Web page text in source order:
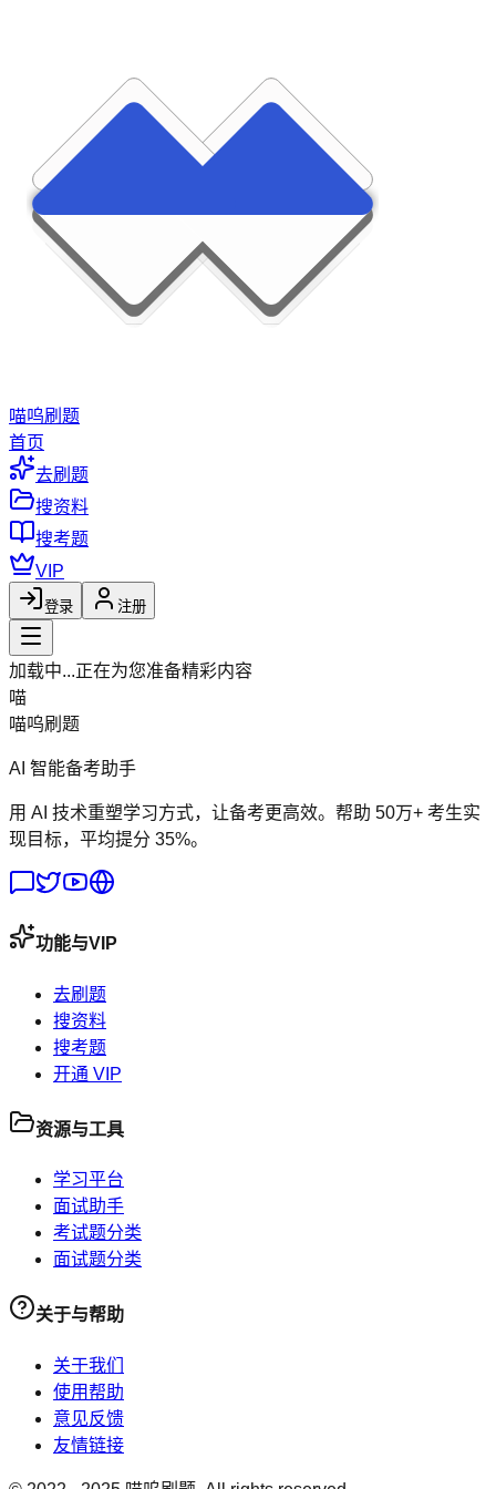
喵呜刷题
首页
去刷题
搜资料
搜考题
VIP
登录 注册
加载中...正在为您准备精彩内容
喵
喵呜刷题
AI 智能备考助手
用 AI 技术重塑学习方式，让备考更高效。帮助 50万+ 考生实
现目标，平均提分 35%。
功能与VIP
去刷题
搜资料
搜考题
开通 VIP
资源与工具
学习平台
面试助手
考试题分类
面试题分类
关于与帮助
关于我们
使用帮助
意见反馈
友情链接